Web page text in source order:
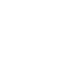
E-250